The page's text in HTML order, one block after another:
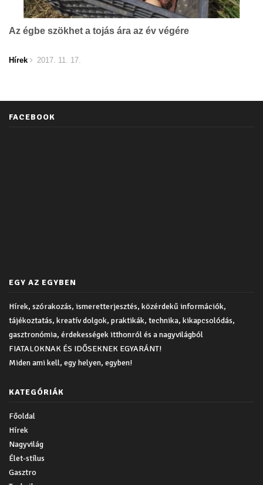
Az égbe szökhet a tojás ára az év végére
Hírek 2017. 11. 17.
FACEBOOK
EGY AZ EGYBEN
Hírek, szórakozás, ismeretterjesztés, közérdekű információk,
tájékoztatás, kreatív dolgok, praktikák, technika, kikapcsolódás,
gasztronómia, érdekességek itthonról és a nagyvilágból
FIATALOKNAK ÉS IDŐSEKNEK EGYARÁNT!
Miden ami kell, egy helyen, egyben!
KATEGÓRIÁK
Főoldal
Hírek
Nagyvilág
Élet-stílus
Gasztro